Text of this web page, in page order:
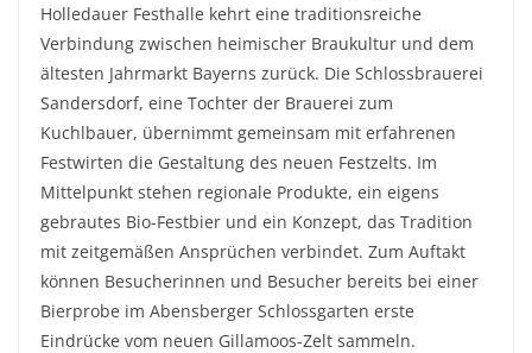
Holledauer Festhalle kehrt eine traditionsreiche
Verbindung zwischen heimischer Braukultur und dem
ältesten Jahrmarkt Bayerns zurück. Die Schlossbrauerei
Sandersdorf, eine Tochter der Brauerei zum
Kuchlbauer, übernimmt gemeinsam mit erfahrenen
Festwirten die Gestaltung des neuen Festzelts. Im
Mittelpunkt stehen regionale Produkte, ein eigens
gebrautes Bio-Festbier und ein Konzept, das Tradition
mit zeitgemäßen Ansprüchen verbindet. Zum Auftakt
können Besucherinnen und Besucher bereits bei einer
Bierprobe im Abensberger Schlossgarten erste
Eindrücke vom neuen Gillamoos-Zelt sammeln.